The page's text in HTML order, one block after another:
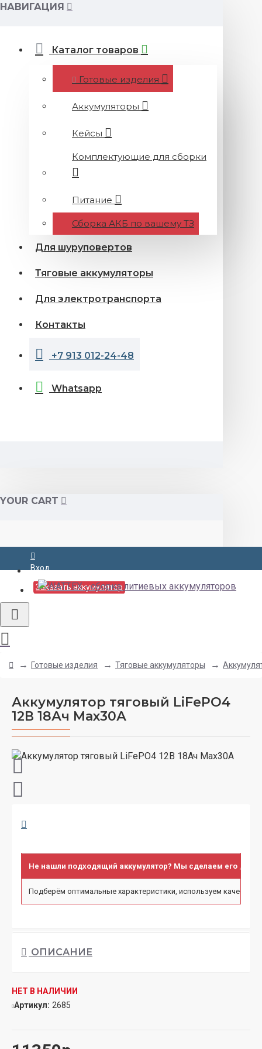
НАВИГАЦИЯ
Каталог товаров
Готовые изделия
Аккумуляторы
Кейсы
Комплектующие для сборки
Питание
Сборка АКБ по вашему ТЗ
Для шуруповертов
Тяговые аккумуляторы
Для электротранспорта
Контакты
+7 913 012-24-48
Whatsapp
YOUR CART
Вход
Заказать аккумулятор
Готовые изделия Тяговые аккумуляторы
Аккумулятор тяговый LiFePO4
12В 18Ач Max30А
Не нашли подходящий аккумулятор? Мы сделаем его для
Подберём оптимальные характеристики, используем
ОПИСАНИЕ
НЕТ В НАЛИЧИИ
Артикул: 2685